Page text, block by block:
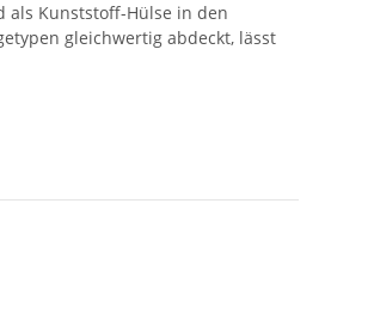
als Kunststoff-Hülse in den
gleichwertig abdeckt, lässt